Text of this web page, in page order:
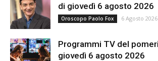
di giovedì 6 agosto 2026
Oroscopo Paolo Fox 6 Agosto 2026
Programmi TV del
giovedì 6 agosto 2026